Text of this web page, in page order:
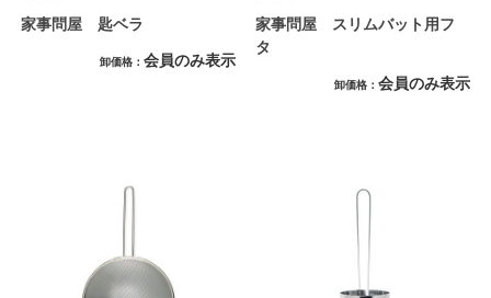
家事問屋 匙ベラ
卸価格 会員のみ表示
家事問屋 スリムバット用フ
タ
卸価格 会員のみ表示